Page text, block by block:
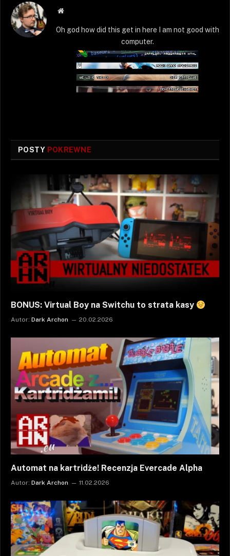
Strona
Oh god how did this get in here I am not good with
computer.
POSTY POKREWNE
BONUS: Virtual Boy na Switchu to strata kasy
Autor: Dark Archon 20.02.2026
Automat na kartridże! Recenzja Evercade Alpha
Autor: Dark Archon 11.02.2026